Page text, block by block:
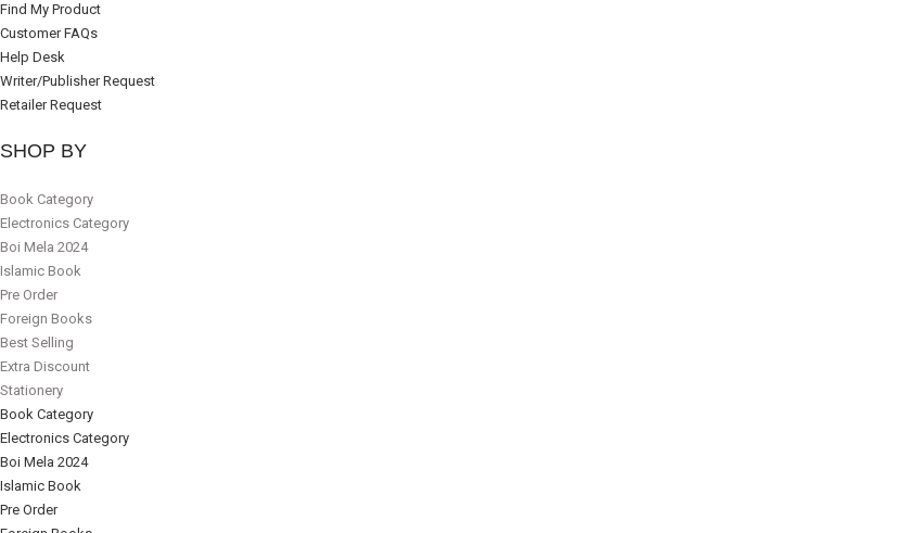
Find My Product
Customer FAQs
Help Desk
Writer/Publisher Request
Retailer Request
SHOP BY
Book Category
Electronics Category
Boi Mela 2024
Islamic Book
Pre Order
Foreign Books
Best Selling
Extra Discount
Stationery
Book Category
Electronics Category
Boi Mela 2024
Islamic Book
Pre Order